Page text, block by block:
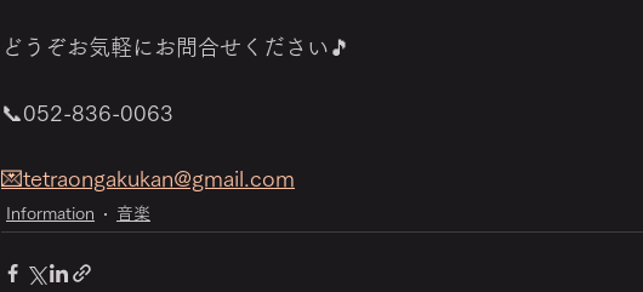
どうぞお気軽にお問合せください🎵
📞052-836-0063
💌tetraongakukan@gmail.com
Information 音楽